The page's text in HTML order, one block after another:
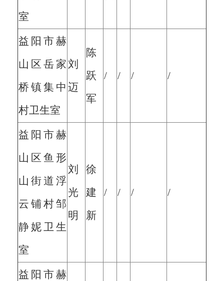
室
益阳市赫
山区岳家
桥镇集中
村卫生室
刘
迈
陈
跃
军
/ / / /
益阳市赫
山区鱼形
山街道浮
云铺村邹
静妮卫生
室
刘
光
明
徐
建
新
/ / / /
益阳市赫